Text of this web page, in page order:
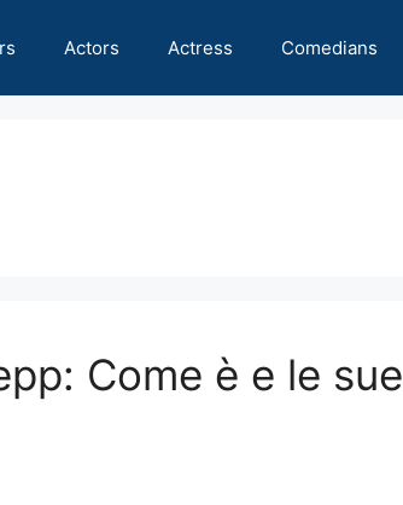
Actors Actress Comedians
Come è e le sue